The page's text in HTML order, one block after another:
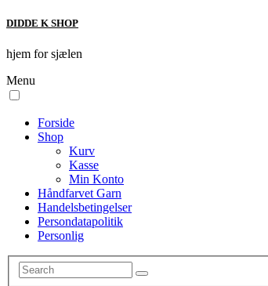
DIDDE K SHOP
hjem for sjælen
Menu
Forside
Shop
Kurv
Kasse
Min Konto
Håndfarvet Garn
Handelsbetingelser
Persondatapolitik
Personlig